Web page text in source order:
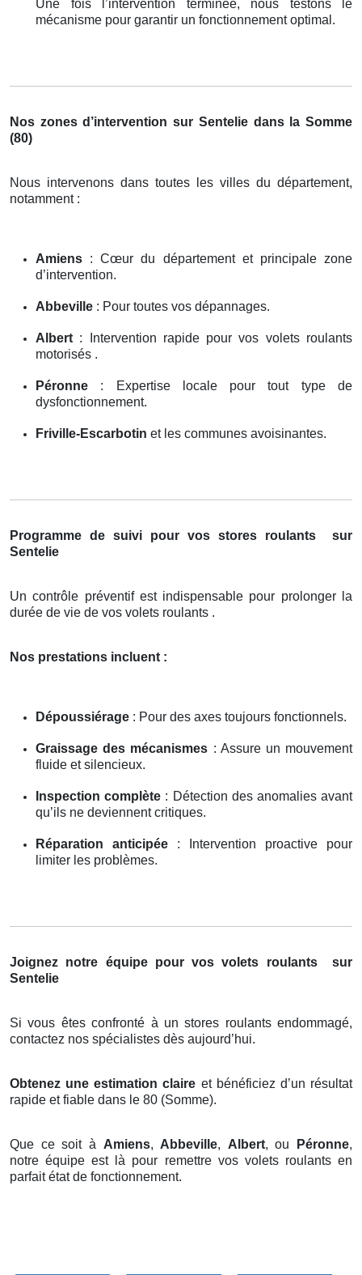
Une fois l’intervention terminée, nous testons le
mécanisme pour garantir un fonctionnement optimal.
Nos zones d’intervention sur Sentelie dans la Somme
(80)
Nous intervenons dans toutes les villes du département,
notamment :
Amiens : Cœur du département et principale zone
d’intervention.
Abbeville : Pour toutes vos dépannages.
Albert : Intervention rapide pour vos volets roulants
motorisés .
Péronne : Expertise locale pour tout type de
dysfonctionnement.
Friville-Escarbotin et les communes avoisinantes.
Programme de suivi pour vos stores roulants
sur
Sentelie
Un contrôle préventif est indispensable pour prolonger la
durée de vie de vos volets roulants .
Nos prestations incluent :
Dépoussiérage : Pour des axes toujours fonctionnels.
Graissage des mécanismes : Assure un mouvement
fluide et silencieux.
Inspection complète : Détection des anomalies avant
qu’ils ne deviennent critiques.
Réparation anticipée : Intervention proactive pour
limiter les problèmes.
Joignez notre équipe pour vos volets roulants
sur
Sentelie
Si vous êtes confronté à un stores roulants endommagé,
contactez nos spécialistes dès aujourd’hui.
Obtenez une estimation claire et bénéficiez d’un résultat
rapide et fiable dans le 80 (Somme).
Que ce soit à Amiens, Abbeville, Albert, ou Péronne,
notre équipe est là pour remettre vos volets roulants en
parfait état de fonctionnement.